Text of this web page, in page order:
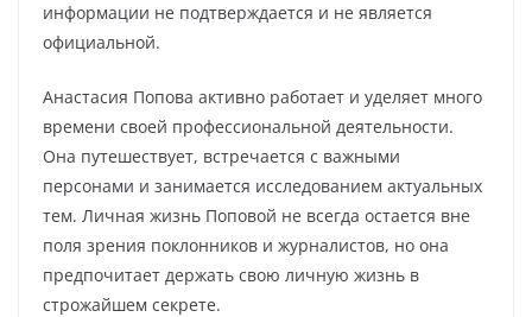
информации не подтверждается и не является
официальной.
Анастасия Попова активно работает и уделяет много
времени своей профессиональной деятельности.
Она путешествует, встречается с важными
персонами и занимается исследованием актуальных
тем. Личная жизнь Поповой не всегда остается вне
поля зрения поклонников и журналистов, но она
предпочитает держать свою личную жизнь в
строжайшем секрете.